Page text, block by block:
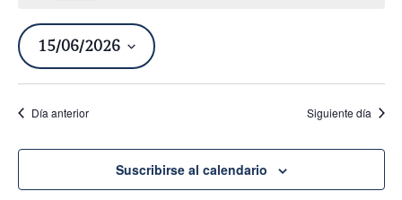
de
de
15/06/2026
Día anterior Siguiente día
Suscribirse al calendario